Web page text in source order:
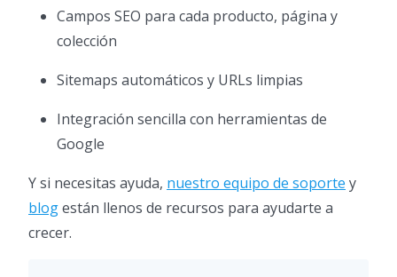
Campos SEO para cada producto, página y
colección
Sitemaps automáticos y URLs limpias
Integración sencilla con herramientas de
Google
Y si necesitas ayuda, nuestro equipo de soporte y
blogestán llenos de recursos para ayudarte a
crecer.